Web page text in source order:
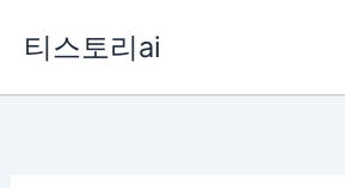
티스토리ai